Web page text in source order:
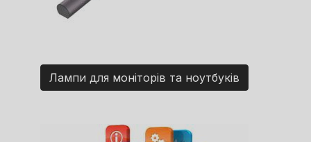
Лампи для моніторів та ноутбуків